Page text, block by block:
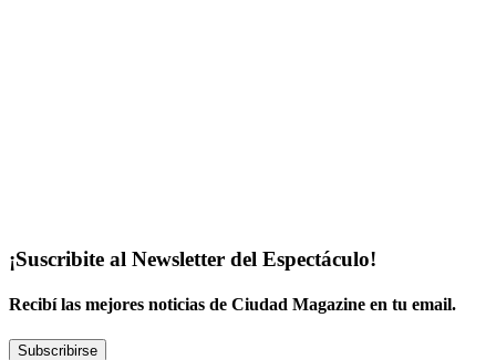
¡Suscribite al Newsletter del Espectáculo!
Recibí las mejores noticias de Ciudad Magazine en tu email.
Subscribirse